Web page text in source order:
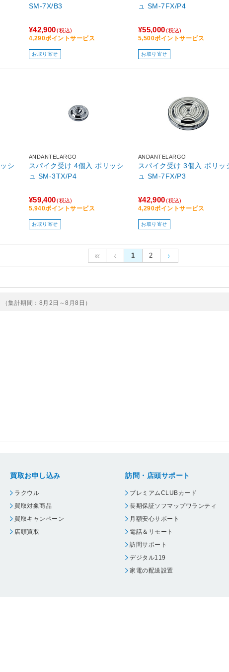
SM-7X/B3
¥42,900(税込)
4,290ポイントサービス
お取り寄せ
ュ SM-7FX/P4
¥55,000(税込)
5,500ポイントサービス
お取り寄せ
ANDANTELARGO
スパイク受け 4個入 ポリッシ
ュ SM-3TX/P4
¥59,400(税込)
5,940ポイントサービス
お取り寄せ
ANDANTELARGO
スパイク受け 3個入 ポリッシ
ュ SM-7FX/P3
¥42,900(税込)
4,290ポイントサービス
お取り寄せ
1 2
（集計期間：8月2日～8月8日）
買取お申し込み
ラクウル
買取対象商品
買取キャンペーン
店頭買取
訪問・店頭サポート
プレミアムCLUBカード
長期保証ソフマップワランティ
月額安心サポート
電話＆リモート
訪問サポート
デジタル119
家電の配送設置